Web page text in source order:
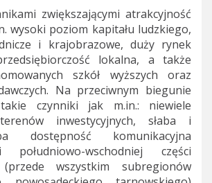
zwiększającymi atrakcyjność
wysoki poziom kapitału ludzkiego,
i krajobrazowe, duży rynek
lokalna, a także
szkół wyższych oraz
Na przeciwnym biegunie
czynniki jak m.in.: niewiele
inwestycyjnych, słaba i
dostępność komunikacyjna
wschodniej części
(przede wszystkim subregionów